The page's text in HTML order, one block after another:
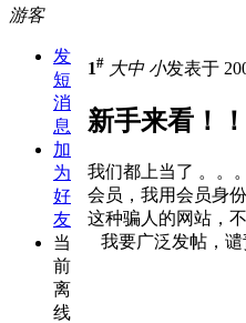
游客
发
短
消
息
加
为
好
友
当
前
离
线
1# 大中 小发表于
新手来看！！
我们都上当了 。。
会员，我用会员身
这种骗人的网站，
我要广泛发帖，谴